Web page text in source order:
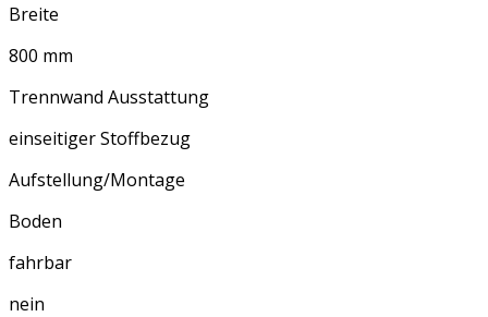
Breite
800 mm
Trennwand Ausstattung
einseitiger Stoffbezug
Aufstellung/Montage
Boden
fahrbar
nein